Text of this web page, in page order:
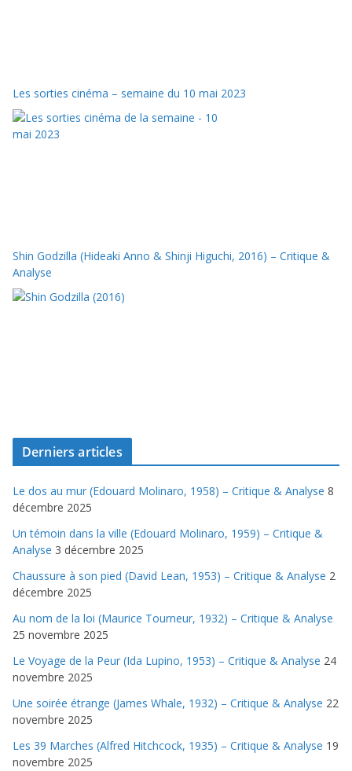
Les sorties cinéma – semaine du 10 mai 2023
Shin Godzilla (Hideaki Anno & Shinji Higuchi, 2016) – Critique &
Analyse
Derniers articles
Le dos au mur (Edouard Molinaro, 1958) – Critique & Analyse 8
décembre 2025
Un témoin dans la ville (Edouard Molinaro, 1959) – Critique &
Analyse 3 décembre 2025
Chaussure à son pied (David Lean, 1953) – Critique & Analyse 2
décembre 2025
Au nom de la loi (Maurice Tourneur, 1932) – Critique & Analyse
25 novembre 2025
Le Voyage de la Peur (Ida Lupino, 1953) – Critique & Analyse 24
novembre 2025
Une soirée étrange (James Whale, 1932) – Critique & Analyse 22
novembre 2025
Les 39 Marches (Alfred Hitchcock, 1935) – Critique & Analyse 19
novembre 2025